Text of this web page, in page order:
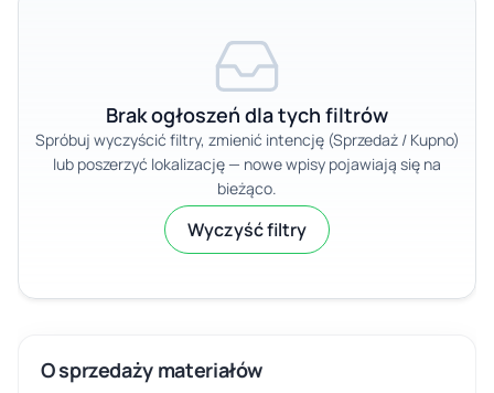
Brak ogłoszeń dla tych filtrów
Spróbuj wyczyścić filtry, zmienić intencję (Sprzedaż / Kupno)
lub poszerzyć lokalizację — nowe wpisy pojawiają się na
bieżąco.
Wyczyść filtry
O sprzedaży materiałów